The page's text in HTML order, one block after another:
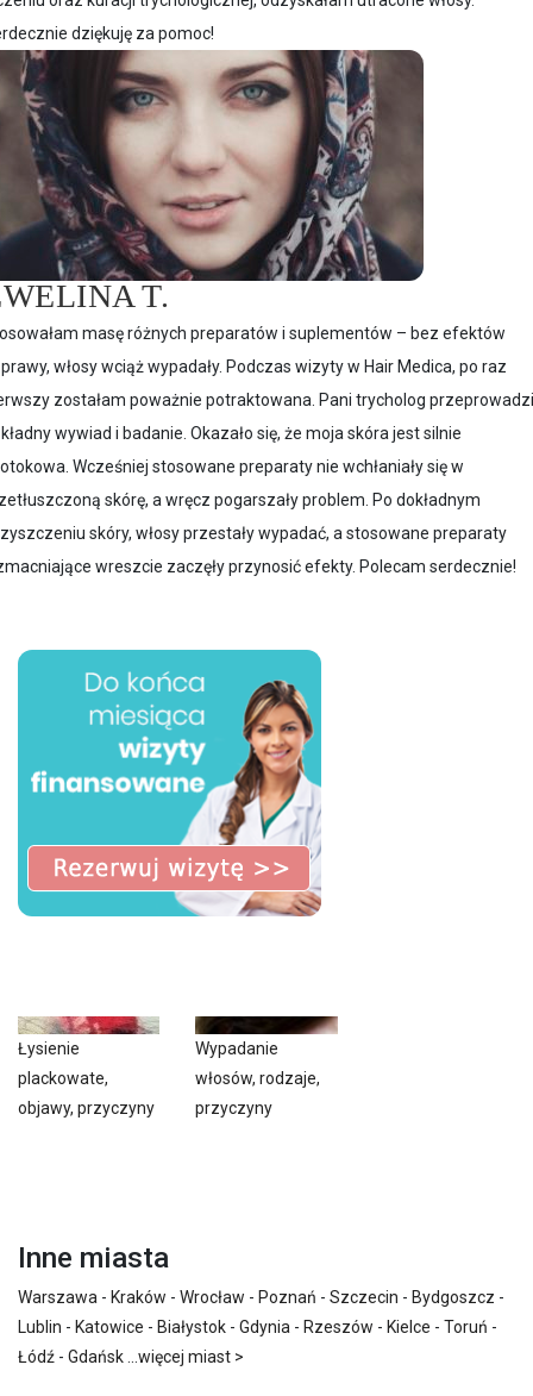
dziękuję za pomoc!
T.
masę różnych preparatów i suplementów – bez efektów
włosy wciąż wypadały. Podczas wizyty w Hair Medica, po raz
zostałam poważnie potraktowana. Pani trycholog
wywiad i badanie. Okazało się, że moja skóra jest silnie
Wcześniej stosowane preparaty nie wchłaniały się w
skórę, a wręcz pogarszały problem. Po dokładnym
skóry, włosy przestały wypadać, a stosowane preparaty
wreszcie zaczęły przynosić efekty. Polecam serdecznie!
Łysienie
plackowate,
objawy, przyczyny
Wypadanie
włosów, rodzaje,
przyczyny
Inne miasta
Warszawa - Kraków - Wrocław - Poznań - Szczecin - Bydgoszcz -
Lublin - Katowice - Białystok - Gdynia - Rzeszów - Kielce - Toruń -
Łódź - Gdańsk więcej miast >